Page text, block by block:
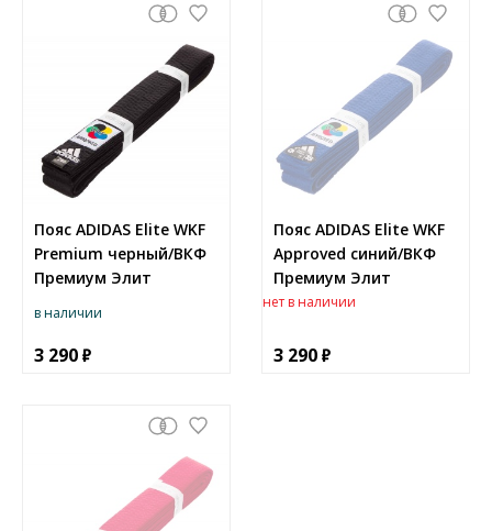
Пояс ADIDAS Elite WKF
Premium черный/ВКФ
Премиум Элит
в наличии
3 290
Пояс ADIDAS Elite WKF
Approved синий/ВКФ
Премиум Элит
нет в наличии
3 290